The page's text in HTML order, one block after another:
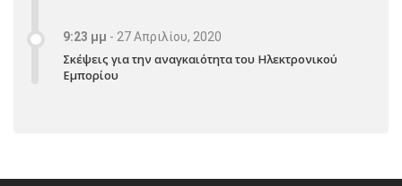
9:23 μμ - 27 Απριλίου, 2020
Σκέψεις για την αναγκαιότητα του Ηλεκτρονικού
Εμπορίου